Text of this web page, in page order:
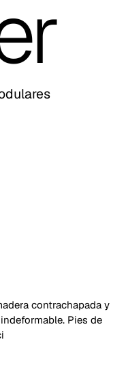
contrachapada y
Pies de